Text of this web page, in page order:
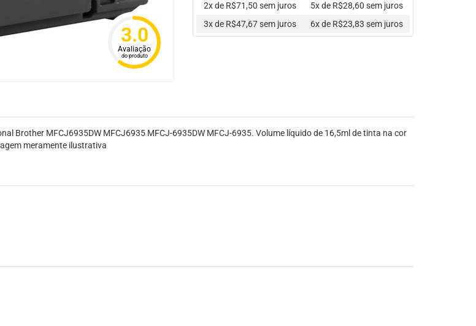
3.0
Avaliação
do produto
2x de R$71,50 sem juros
3x de R$47,67sem juros
5x de R$28,60 sem juros
6x de R$23,83 sem juros
Brother MFCJ6935DW MFCJ6935 MFCJ-6935DW MFCJ-6935. Volume líquido de 16,5ml de tinta na cor
meramente ilustrativa